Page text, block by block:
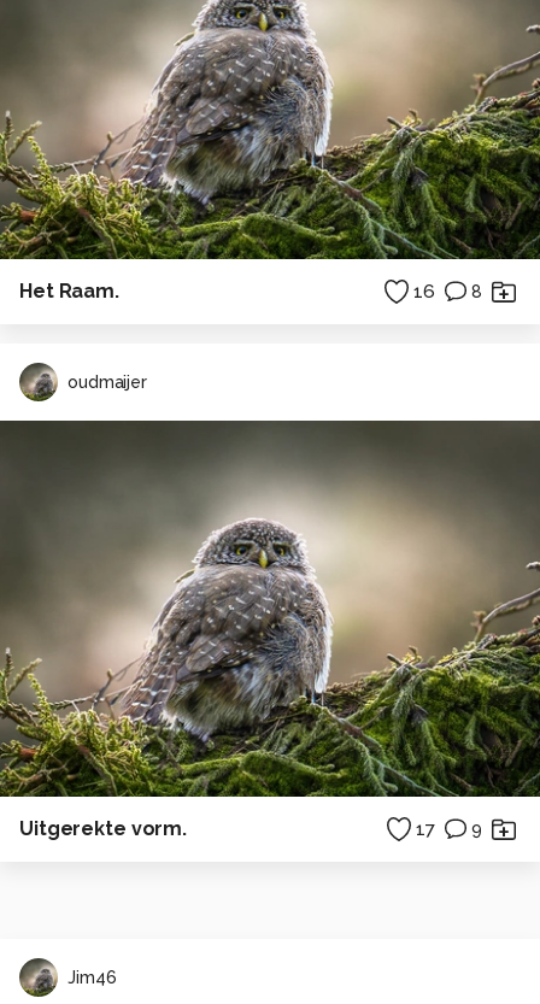
Het Raam. 16 8
oudmaijer
Uitgerekte vorm. 17 9
Jim46